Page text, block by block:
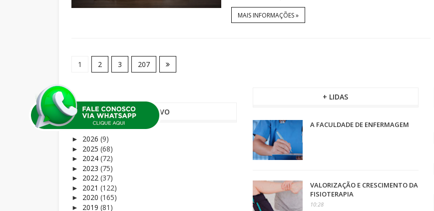
MAIS INFORMAÇÕES »
1 2 3 207
ARQUIVO
► 2026 (9)
► 2025 (68)
► 2024 (72)
► 2023 (75)
► 2022 (37)
► 2021 (122)
► 2020 (165)
► 2019 (81)
+ LIDAS
A FACULDADE DE ENFERMAGEM
VALORIZAÇÃO E CRESCIMENTO DA
FISIOTERAPIA
10:28